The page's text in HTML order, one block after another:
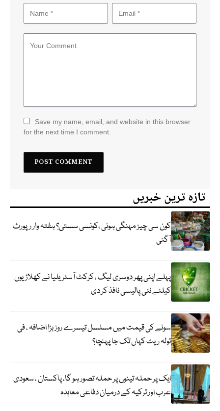
Save my name, email, and website in this browser
for the next time I comment.
تازہ ترین خبریں
کون سی چیز مہنگی ہوئی ،کونسی سستی؟ ہفتہ وار رپورٹ
آگئی
پہلے اپنی پھر دوسری لیگ ، کرکٹ آسٹریلیا نے کھلاڑیوں
کیلئے نئی پالیسی نافذ کر دی
سونے کی قیمت میں مسلسل تیسرے روز بڑا اضافہ ، فی
تولہ ریٹ کہاں تک جا پہنچا؟
ایک پر حملہ تینوں پر حملہ تصور ہو گا، پاکستان ، سعودی
عرب اور ترکیہ کے درمیان دفاعی معاہدہ